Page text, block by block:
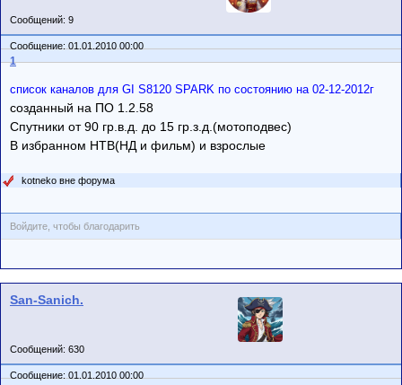
Сообщений: 9
Сообщение: 01.01.2010 00:00
1
список каналов для GI S8120 SPARK по состоянию на 02-12-2012г
созданный на ПО 1.2.58
Спутники от 90 гр.в.д. до 15 гр.з.д.(мотоподвес)
В избранном НТВ(НД и фильм) и взрослые
kotneko вне форума
Войдите, чтобы благодарить
San-Sanich.
Сообщений: 630
Сообщение: 01.01.2010 00:00